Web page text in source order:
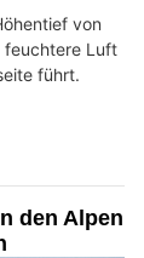
von
feuchtere Luft
führt.
den Alpen